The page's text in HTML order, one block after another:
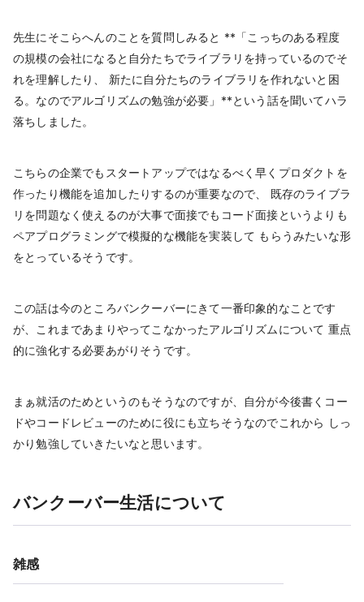
先生にそこらへんのことを質問しみると **「こっちのある程度
の規模の会社になると自分たちでライブラリを持っているのでそ
れを理解したり、 新たに自分たちのライブラリを作れないと困
る。なのでアルゴリズムの勉強が必要」**という話を聞いてハラ
落ちしました。
こちらの企業でもスタートアップではなるべく早くプロダクトを
作ったり機能を追加したりするのが重要なので、 既存のライブラ
リを問題なく使えるのが大事で面接でもコード面接というよりも
ペアプログラミングで模擬的な機能を実装して もらうみたいな形
をとっているそうです。
この話は今のところバンクーバーにきて一番印象的なことです
が、これまであまりやってこなかったアルゴリズムについて 重点
的に強化する必要あがりそうです。
まぁ就活のためというのもそうなのですが、自分が今後書くコー
ドやコードレビューのために役にも立ちそうなのでこれから しっ
かり勉強していきたいなと思います。
バンクーバー生活について
雑感